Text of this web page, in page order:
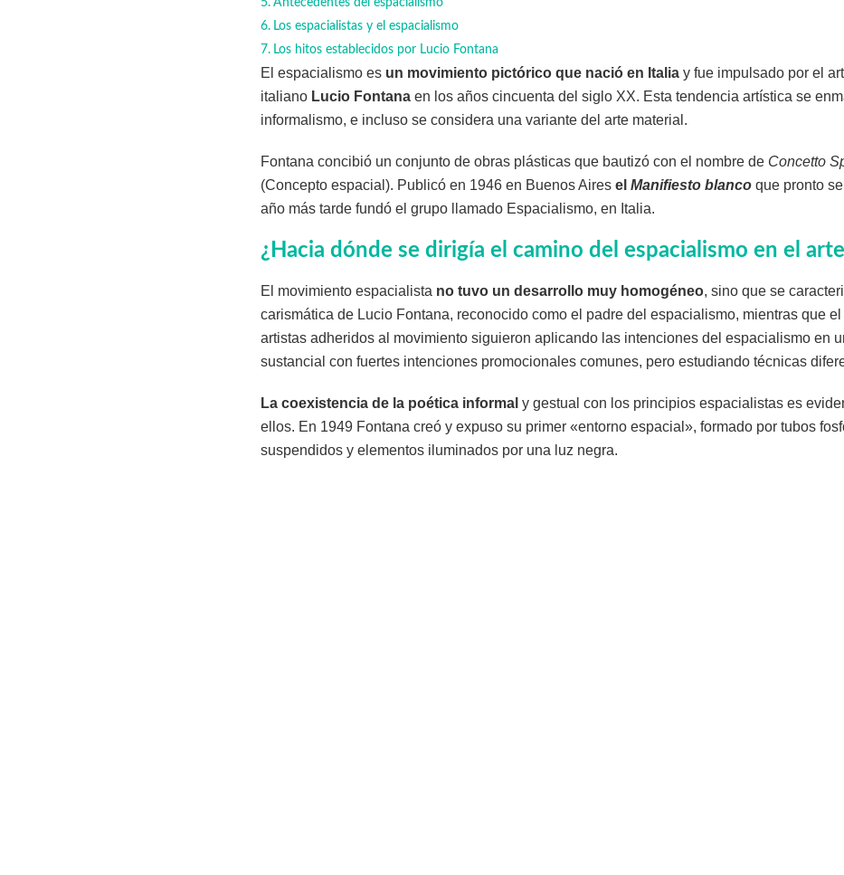
Los espacialistas y el espacialismo
Los hitos establecidos por Lucio Fontana
El espacialismo es un movimiento pictórico que nació en Italia y fue impulsado por el
italiano Lucio Fontana en los años cincuenta del siglo XX. Esta tendencia artística se
informalismo, e incluso se considera una variante del arte material.
Fontana concibió un conjunto de obras plásticas que bautizó con el nombre de Concetto
(Concepto espacial). Publicó en 1946 en Buenos Aires el Manifiesto blanco que pronto
año más tarde fundó el grupo llamado Espacialismo, en Italia.
¿Hacia dónde se dirigía el camino del espacialismo en el
El movimiento espacialista no tuvo un desarrollo muy homogéneo, sino que se
carismática de Lucio Fontana, reconocido como el padre del espacialismo, mientras que
artistas adheridos al movimiento siguieron aplicando las intenciones del espacialismo en
sustancial con fuertes intenciones promocionales comunes, pero estudiando técnicas
La coexistencia de la poética informal y gestual con los principios espacialistas es
ellos. En 1949 Fontana creó y expuso su primer «entorno espacial», formado por tubos
suspendidos y elementos iluminados por una luz negra.